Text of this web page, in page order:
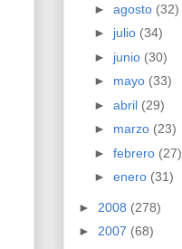
► agosto (32)
► julio (34)
► junio (30)
► mayo (33)
► abril (29)
► marzo (23)
► febrero (27)
► enero (31)
► 2008 (278)
► 2007 (68)